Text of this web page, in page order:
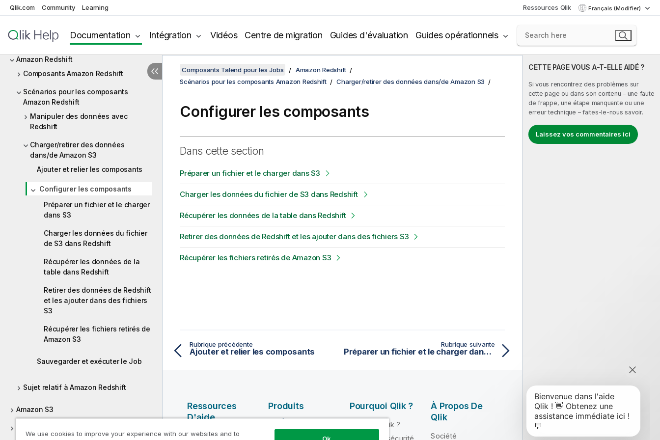
Qlik.com Community Learning Ressources Qlik Français (Modifier)
Documentation Intégration Vidéos Centre de migration Guides d'évaluation Guides opérationnels
Distribution Amazon EMR
Amazon Oracle
Amazon Redshift
Composants Amazon Redshift
Scénarios pour les composants
Amazon Redshift
Manipuler des données avec
Redshift
Charger/retirer des données
dans/de Amazon S3
Ajouter et relier les composants
Configurer les composants
Préparer un fichier et le charger
dans S3
Charger les données du fichier
de S3 dans Redshift
Récupérer les données de la
table dans Redshift
Retirer des données de Redshift
et les ajouter dans des fichiers
S3
Récupérer les fichiers retirés de
Amazon S3
Sauvegarder et exécuter le Job
Sujet relatif à Amazon Redshift
Amazon S3
CETTE PAGE VOUS A-T-ELLE AIDÉ ?
Si vous rencontrez des problèmes sur
cette page ou dans son contenu – une faute
de frappe, une étape manquante ou une
erreur technique – faites-le-nous savoir.
Laissez vos commentaires ici
Composants Talend pour les Jobs
Amazon Redshift
Scénarios pour les composants Amazon Redshift
Charger/retirer des données dans/de Amazon S3
Configurer les composants
Dans cette section
Préparer un fichier et le charger dans S3
Charger les données du fichier de S3 dans Redshift
Récupérer les données de la table dans Redshift
Retirer des données de Redshift et les ajouter dans des fichiers S3
Récupérer les fichiers retirés de Amazon S3
Rubrique précédente
Ajouter et relier les composants
Rubrique suivante
Préparer un fichier et le charger dans S3
Ressources
D'aide
Vidéos Qlik Help
Produits
QUALITÉ DE
Pourquoi Qlik ?
Pourquoi Qlik ?
Fiabilité et sécurité
À Propos De
Qlik
Société
We use cookies to improve your experience with our websites and to